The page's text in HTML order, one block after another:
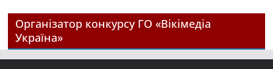
Організатор конкурсу ГО «Вікімедіа
Україна»